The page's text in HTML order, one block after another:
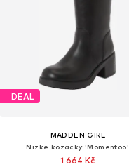
DEAL
MADDEN GIRL
Nízké kozačky 'Momentoo'
1 664 Kč